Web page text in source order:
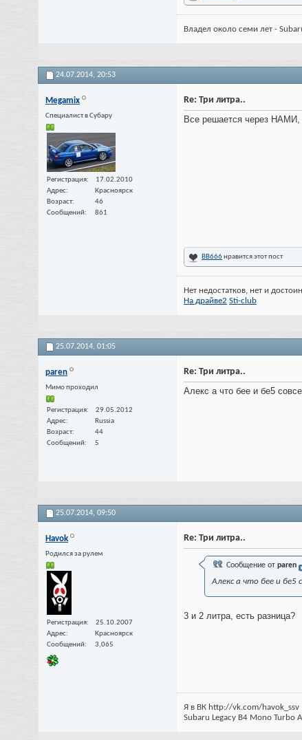
Владел около семи лет -
24.07.2014, 20:53
Megamix
Специалист в Субару
Регистрация
17.02.2010
Адрес
Красноярск
Возраст
46
Сообщений
861
Re: Три литра..
Все решается через НАМИ,
ВВ666нравится этот пост
Нет недостатков, нет и
На драйве2 Sti-club
25.07.2014, 01:05
paren
Мимо проходил
Регистрация
29.05.2012
Адрес
Russia
Возраст
44
Сообщений
5
Re: Три литра..
Алекс а что бее и бе5
25.07.2014, 09:50
Havok
Родился за рулем
Регистрация
25.10.2007
Адрес
Красноярск
Сообщений
3,065
Re: Три литра..
Сообщение от paren
Алекс а что бее и бе5
3 и 2 литра, есть разница?
Я в ВК http://vk.com/havok_ssv
Subaru Legacy B4 Mono Turbo